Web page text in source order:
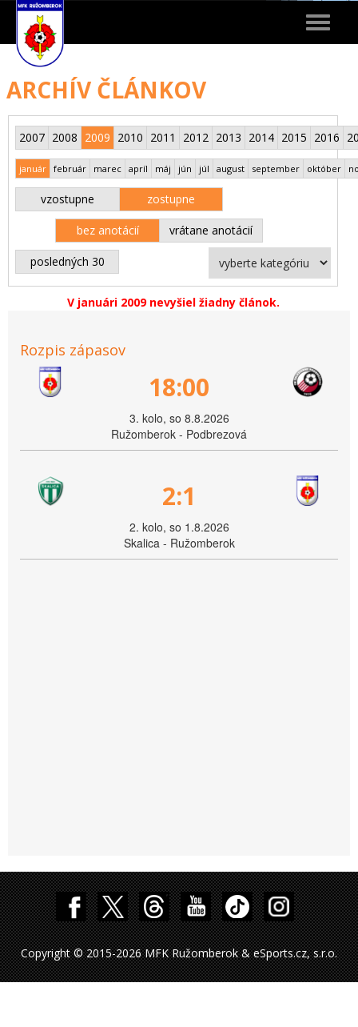
Toggle
ARCHÍV ČLÁNKOV
2007 2008 2009 2010 2011 2012 2013 2014 2015 2016
január február marec apríl máj jún júl august september október
vzostupne zostupne
bez anotácií vrátane anotácií
posledných 30
V januári 2009 nevyšiel žiadny článok.
Rozpis zápasov
18:00
3. kolo, so 8.8.2026
Ružomberok - Podbrezová
2:1
2. kolo, so 1.8.2026
Skalica - Ružomberok
Copyright © 2015-2026 MFK Ružomberok & eSports.cz, s.r.o.